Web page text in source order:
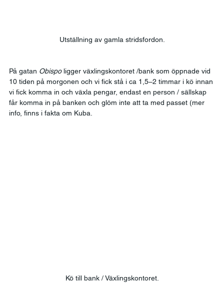
Utställning av gamla stridsfordon.
På gatan Obispo ligger växlingskontoret /bank som öppnade vid
10 tiden på morgonen och vi fick stå i ca 1,5–2 timmar i kö innan
vi fick komma in och växla pengar, endast en person / sällskap
får komma in på banken och glöm inte att ta med passet (mer
info, finns i fakta om Kuba.
Kö till bank / Växlingskontoret.